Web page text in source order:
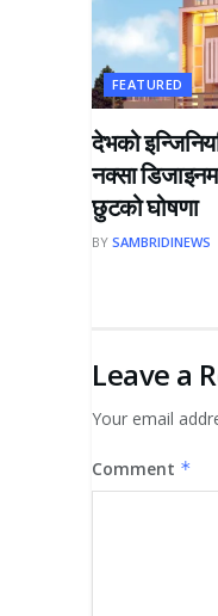
FEATURED
देभको
नक्सा
छुटको घोषणा
BY SAMBRIDINEWS
Leave a
Your email
Comment *